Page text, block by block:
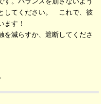
してください。 これで、彼
ます！
を減らすか、遮断してくださ